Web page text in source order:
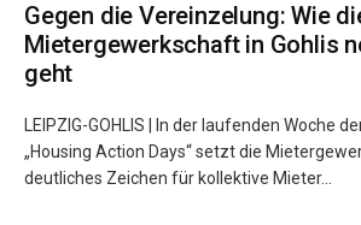
Gegen die Vereinzelung: Wie
Mietergewerkschaft in Gohlis
geht
LEIPZIG-GOHLIS | In der laufenden Woche
„Housing Action Days“ setzt die
deutliches Zeichen für kollektive Mieter...